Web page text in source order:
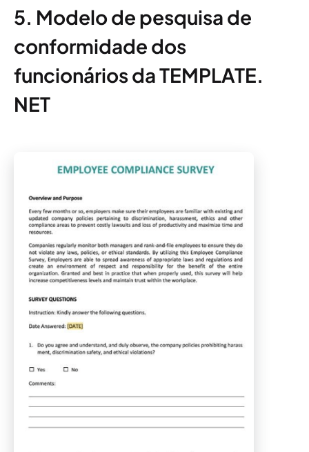
5. Modelo de pesquisa de
conformidade dos
funcionários da TEMPLATE.
NET